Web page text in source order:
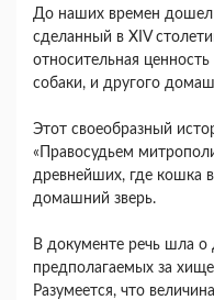
До наших времен дошел
сделанный в XIV
относительная
собаки, и другого
Этот своеобразный
«Правосудьем
древнейших, где кошка
домашний зверь.
В документе речь шла
предполагаемых за
Разумеется, что